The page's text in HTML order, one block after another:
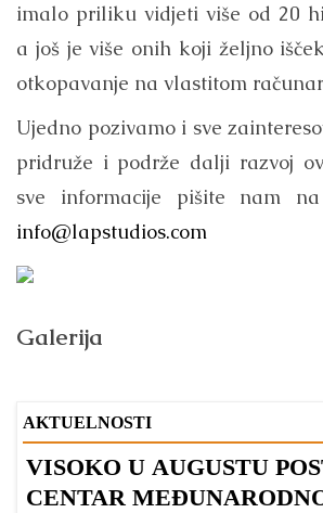
imalo priliku vidjeti više od 20
a još je više onih koji željno
otkopavanje na vlastitom
Ujedno pozivamo i sve
pridruže i podrže dalji razvoj
sve informacije pišite nam
info@lapstudios.com
Galerija
AKTUELNOSTI
VISOKO U AUGUSTU
CENTAR